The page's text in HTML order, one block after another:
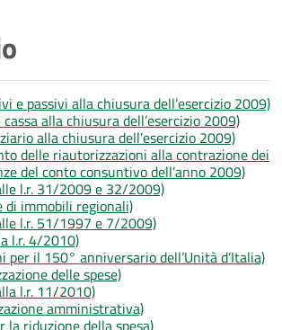
e passivi alla chiusura dell’esercizio 2009)
alla chiusura dell’esercizio 2009)
alla chiusura dell’esercizio 2009)
delle riautorizzazioni alla contrazione dei
del conto consuntivo dell’anno 2009)
l.r. 31/2009 e 32/2009)
di immobili regionali)
l.r. 51/1997 e 7/2009)
l.r. 4/2010)
per il 150° anniversario dell’Unità d’Italia)
delle spese)
l.r. 11/2010)
amministrativa)
la riduzione della spesa)